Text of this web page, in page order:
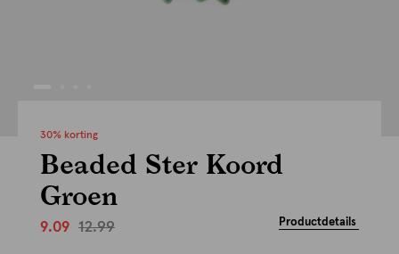
30% korting
Beaded Ster Koord
Groen
9.09 12.99 Productdetails